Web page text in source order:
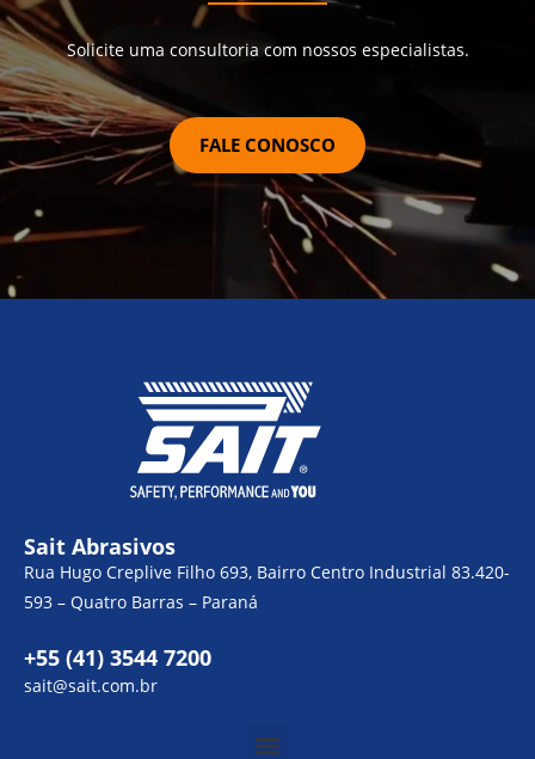
Solicite uma consultoria com nossos especialistas.
FALE CONOSCO
Sait Abrasivos
Rua Hugo Creplive Filho 693, Bairro Centro Industrial 83.420-
593 – Quatro Barras – Paraná
+55 (41) 3544 7200
sait@sait.com.br
Menu